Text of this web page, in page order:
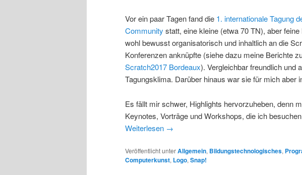
Vor ein paar Tagen fand die 1. internationale Tagung
Community statt, eine kleine (etwa 70 TN), aber
wohl bewusst organisatorisch und inhaltlich an die
Konferenzen anknüpfte (siehe dazu meine Berichte
Scratch2017 Bordeaux). Vergleichbar freundlich und
Tagungsklima. Darüber hinaus war sie für mich aber
Es fällt mir schwer, Highlights hervorzuheben, denn
Keynotes, Vorträge und Workshops, die ich
Weiterlesen →
Veröffentlicht unterAllgemein, Bildungstechnologisches,
Computerkunst, Logo, Snap!